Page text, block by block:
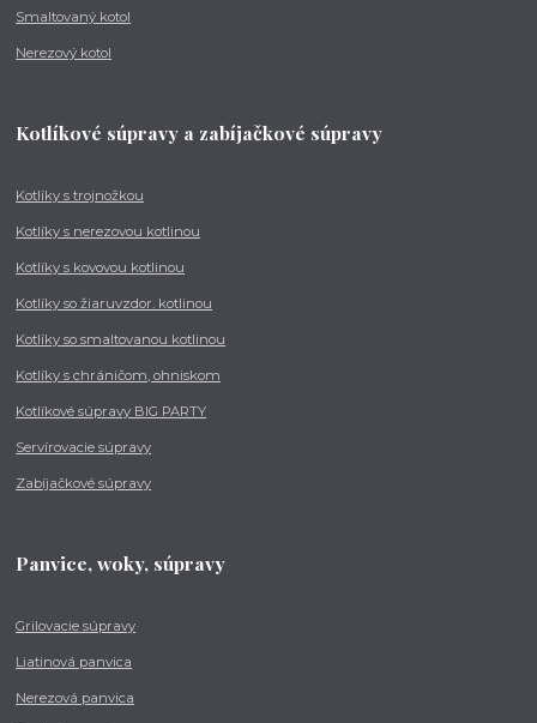
Smaltovaný kotol
Nerezový kotol
Kotlíkové súpravy a zabíjačkové súpravy
Kotlíky s trojnožkou
Kotlíky s nerezovou kotlinou
Kotlíky s kovovou kotlinou
Kotlíky so žiaruvzdor. kotlinou
Kotlíky so smaltovanou kotlinou
Kotlíky s chráničom, ohniskom
Kotlíkové súpravy BIG PARTY
Servírovacie súpravy
Zabíjačkové súpravy
Panvice, woky, súpravy
Grilovacie súpravy
Liatinová panvica
Nerezová panvica